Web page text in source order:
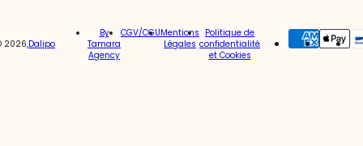
2026,Dalipo
By
Tamara
Agency
CGV/CGUMentions
Légales
Politique de
confidentialité
et Cookies